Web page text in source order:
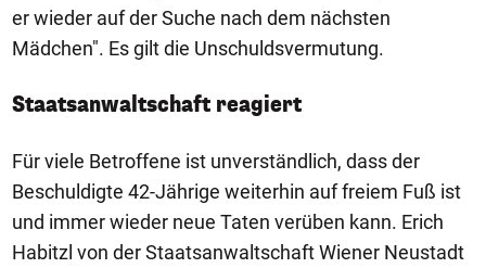
er wieder auf der Suche nach dem nächsten
Mädchen". Es gilt die Unschuldsvermutung.
Staatsanwaltschaft reagiert
Für viele Betroffene ist unverständlich, dass der
Beschuldigte 42-Jährige weiterhin auf freiem Fuß ist
und immer wieder neue Taten verüben kann. Erich
Habitzl von der Staatsanwaltschaft Wiener Neustadt